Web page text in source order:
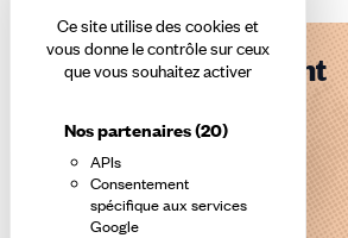
Ce site utilise des cookies et
vous donne le contrôle sur ceux
que vous souhaitez activer
Nos partenaires(20)
APIs
Consentement
spécifique aux services
Google
Ciment - avenant
professionnelle
Lire l'article